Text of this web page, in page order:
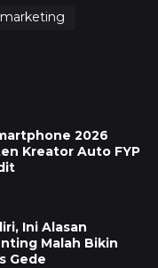
2026
Kreator Auto FYP
Ini Alasan
Malah Bikin
Gede